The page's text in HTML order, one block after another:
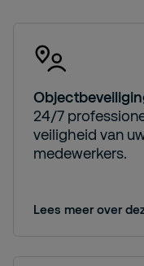
24/7
veiligheid van
medewerkers.
Lees meer over